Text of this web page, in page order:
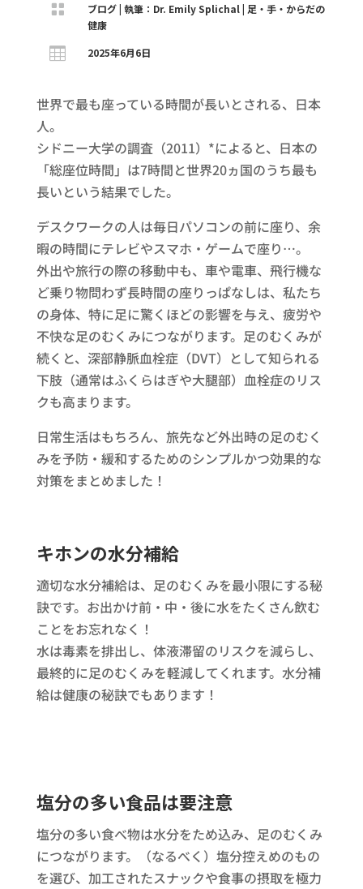
 ブログ| 執筆：Dr. Emily Splichal| 足・手・からだの
健康
 2025年6月6日
世界で最も座っている時間が長いとされる、日本
人。
シドニー大学の調査（2011）*によると、日本の
「総座位時間」は7時間と世界20ヵ国のうち最も
長いという結果でした。
デスクワークの人は毎日パソコンの前に座り、余
暇の時間にテレビやスマホ・ゲームで座り…。
外出や旅行の際の移動中も、車や電車、飛行機な
ど乗り物問わず長時間の座りっぱなしは、私たち
の身体、特に足に驚くほどの影響を与え、疲労や
不快な足のむくみにつながります。足のむくみが
続くと、深部静脈血栓症（DVT）として知られる
下肢（通常はふくらはぎや大腿部）血栓症のリス
クも高まります。
日常生活はもちろん、旅先など外出時の足のむく
みを予防・緩和するためのシンプルかつ効果的な
対策をまとめました！
キホンの水分補給
適切な水分補給は、足のむくみを最小限にする秘
訣です。お出かけ前・中・後に水をたくさん飲む
ことをお忘れなく！
水は毒素を排出し、体液滞留のリスクを減らし、
最終的に足のむくみを軽減してくれます。水分補
給は健康の秘訣でもあります！
塩分の多い食品は要注意
塩分の多い食べ物は水分をため込み、足のむくみ
につながります。（なるべく）塩分控えめのもの
を選び、加工されたスナックや食事の摂取を極力